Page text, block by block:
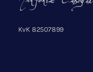
KvK 82507899